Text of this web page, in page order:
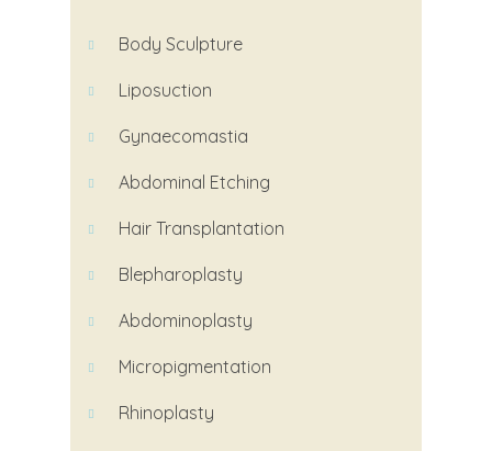
Body Sculpture
Liposuction
Gynaecomastia
Abdominal Etching
Hair Transplantation
Blepharoplasty
Abdominoplasty
Micropigmentation
Rhinoplasty